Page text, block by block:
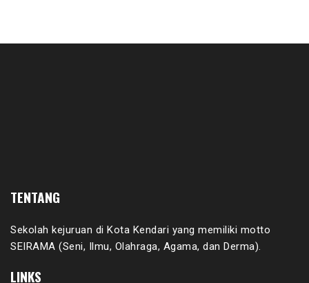
TENTANG
Sekolah kejuruan di Kota Kendari yang memiliki motto
SEIRAMA (Seni, Ilmu, Olahraga, Agama, dan Derma).
LINKS